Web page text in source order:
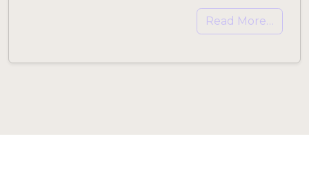
Read More…